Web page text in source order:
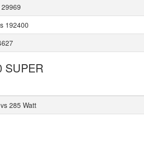
192400
SUPER
285 Watt